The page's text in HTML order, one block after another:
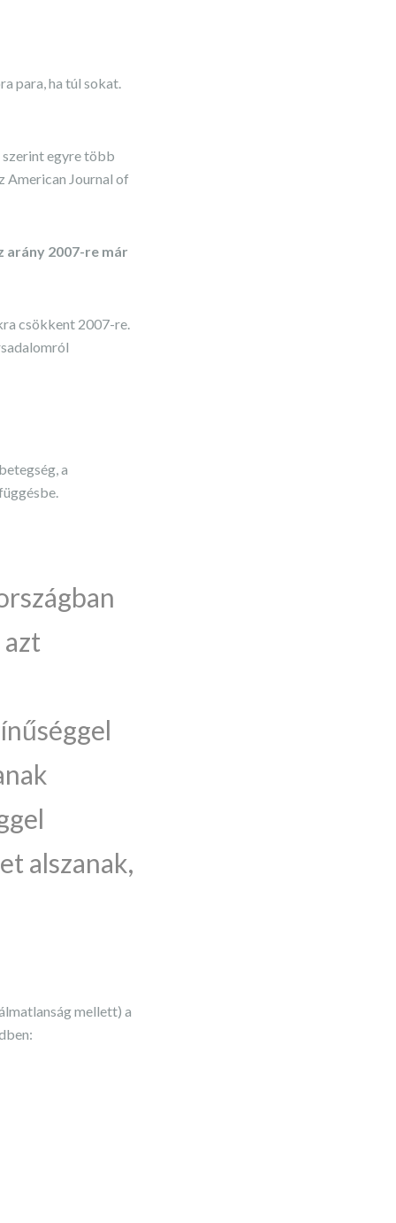
para, ha túl sokat.
szerint egyre több
Journal of
arány 2007-re már
csökkent 2007-re.
a
alszanak,
mellett) a